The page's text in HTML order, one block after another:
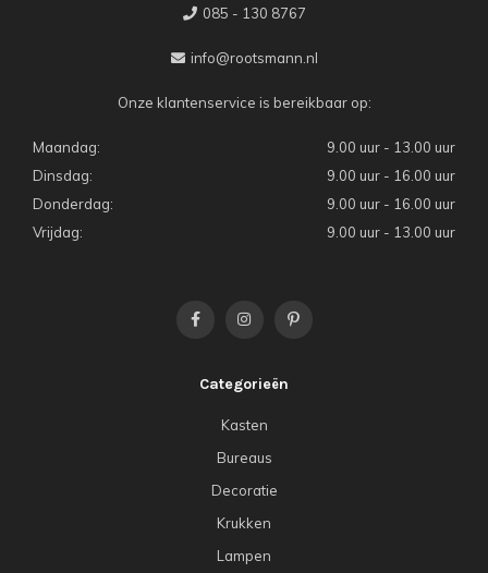
085 - 130 8767
info@rootsmann.nl
Onze klantenservice is bereikbaar op:
Maandag:
9.00 uur - 13.00 uur
Dinsdag:
9.00 uur - 16.00 uur
Donderdag:
9.00 uur - 16.00 uur
Vrijdag:
9.00 uur - 13.00 uur
Categorieën
Kasten
Bureaus
Decoratie
Krukken
Lampen